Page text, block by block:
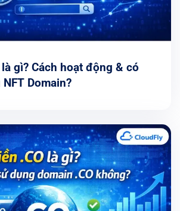
là gì? Cách hoạt động & có
Domain?